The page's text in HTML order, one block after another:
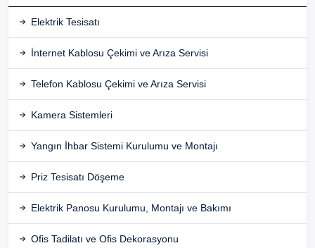
Elektrik Tesisatı
İnternet Kablosu Çekimi ve Arıza Servisi
Telefon Kablosu Çekimi ve Arıza Servisi
Kamera Sistemleri
Yangın İhbar Sistemi Kurulumu ve Montajı
Priz Tesisatı Döşeme
Elektrik Panosu Kurulumu, Montajı ve Bakımı
Ofis Tadilatı ve Ofis Dekorasyonu